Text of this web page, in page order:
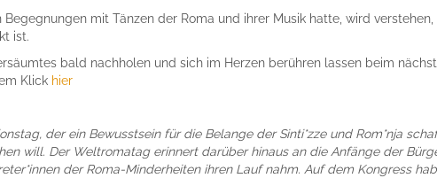
mit Tänzen der Roma und ihrer Musik hatte, wird
ist.
bald nachholen und sich im Herzen berühren lassen beim
Klick hier
der ein Bewusstsein für die Belange der Sinti*zze und Rom*nja
will. Der Weltromatag erinnert darüber hinaus an die Anfänge der
der Roma-Minderheiten ihren Lauf nahm. Auf dem Kongress